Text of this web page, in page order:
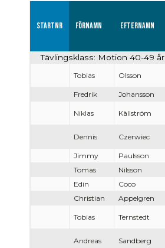
Startnr Förnamn Efternamn
Tävlingsklass: Motion 40-49 år
Tobias Olsson
Fredrik Johansson
Niklas Källström
Dennis Czerwiec
Jimmy Paulsson
Tomas
Nilsson
Edin
Coco
Christian
Appelgren
Tobias Ternstedt
Andreas Sandberg